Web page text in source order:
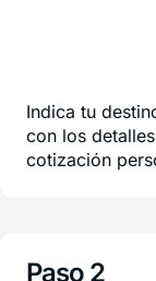
Indica tu
con los
cotización
Paso 2